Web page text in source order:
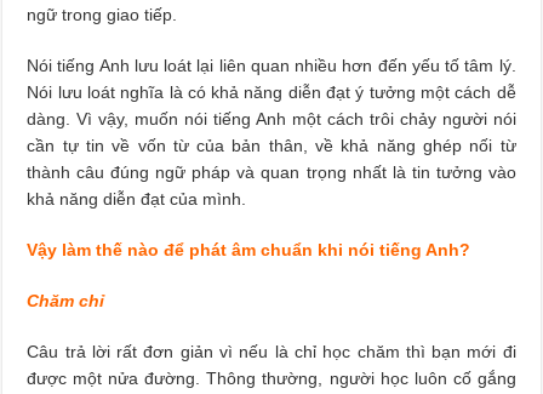
ngữ trong giao tiếp.
Nói tiếng Anh lưu loát lại liên quan nhiều hơn đến yếu tố tâm lý.
Nói lưu loát nghĩa là có khả năng diễn đạt ý tưởng một cách dễ
dàng. Vì vậy, muốn nói tiếng Anh một cách trôi chảy người nói
cần tự tin về vốn từ của bản thân, về khả năng ghép nối từ
thành câu đúng ngữ pháp và quan trọng nhất là tin tưởng vào
khả năng diễn đạt của mình.
Vậy làm thế nào để phát âm chuẩn khi nói tiếng Anh?
Chăm chỉ
Câu trả lời rất đơn giản vì nếu là chỉ học chăm thì bạn mới đi
được một nửa đường. Thông thường, người học luôn cố gắng